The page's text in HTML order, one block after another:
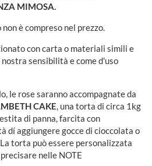
MIMOSA.
è compreso nel prezzo.
con carta o materiali simili e
sensibilità e come d'uso
le rose saranno accompagnate da
CAKE , una torta di circa 1kg
di panna, farcita con
dí aggiungere gocce di cioccolata o
torta può essere personalizzata
nelle NOTE